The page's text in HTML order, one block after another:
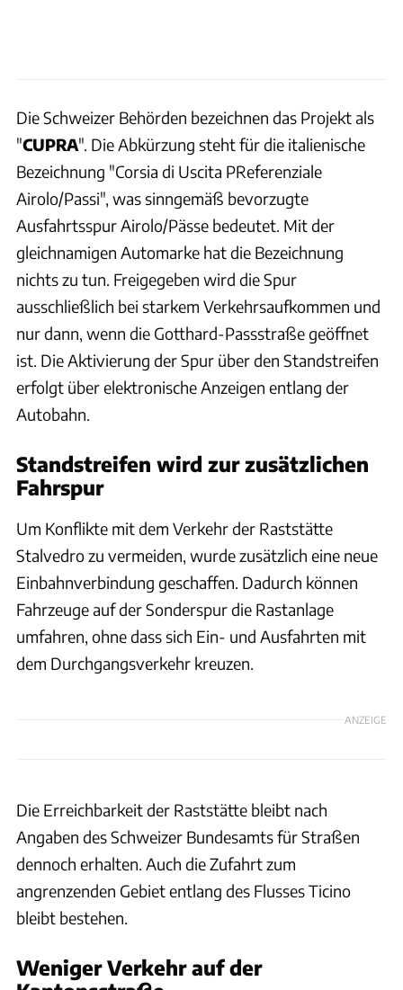
Die Schweizer Behörden bezeichnen das Projekt als
"CUPRA". Die Abkürzung steht für die italienische
Bezeichnung "Corsia di Uscita PReferenziale
Airolo/Passi", was sinngemäß bevorzugte
Ausfahrtsspur Airolo/Pässe bedeutet. Mit der
gleichnamigen Automarke hat die Bezeichnung
nichts zu tun. Freigegeben wird die Spur
ausschließlich bei starkem Verkehrsaufkommen und
nur dann, wenn die Gotthard-Passstraße geöffnet
ist. Die Aktivierung der Spur über den Standstreifen
erfolgt über elektronische Anzeigen entlang der
Autobahn.
Standstreifen wird zur zusätzlichen
Fahrspur
Um Konflikte mit dem Verkehr der Raststätte
Stalvedro zu vermeiden, wurde zusätzlich eine neue
Einbahnverbindung geschaffen. Dadurch können
Fahrzeuge auf der Sonderspur die Rastanlage
umfahren, ohne dass sich Ein- und Ausfahrten mit
dem Durchgangsverkehr kreuzen.
ANZEIGE
Die Erreichbarkeit der Raststätte bleibt nach
Angaben des Schweizer Bundesamts für Straßen
dennoch erhalten. Auch die Zufahrt zum
angrenzenden Gebiet entlang des Flusses Ticino
bleibt bestehen.
Weniger Verkehr auf der